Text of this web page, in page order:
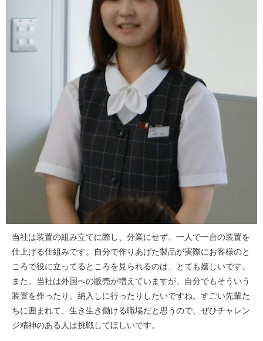
当社は装置の組み立てに際し、分業にせず、一人で一台の装置を
仕上げる仕組みです。自分で作りあげた製品が実際にお客様のと
ころで役に立ってるところを見られるのは、とても嬉しいです。
また、当社は外国への販売が増えていますが、自分でもそういう
装置を作ったり、納入しに行ったりしたいですね。すごい先輩た
ちに囲まれて、生き生き働ける職場だと思うので、ぜひチャレン
ジ精神のある人は挑戦してほしいです。